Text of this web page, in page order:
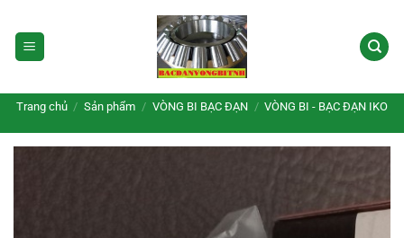
qua
nội
Trang chủ / Sản phẩm / VÒNG BI BẠC ĐẠN / VÒNG BI - BẠC ĐẠN IKO